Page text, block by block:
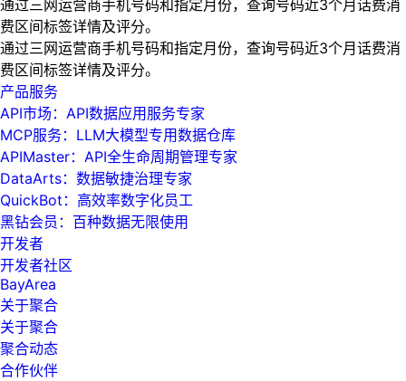
通过三网运营商手机号码和指定月份，查询号码近3个月话费消
费区间标签详情及评分。
通过三网运营商手机号码和指定月份，查询号码近3个月话费消
费区间标签详情及评分。
产品服务
API市场：API数据应用服务专家
MCP服务：LLM大模型专用数据仓库
APIMaster：API全生命周期管理专家
DataArts：数据敏捷治理专家
QuickBot：高效率数字化员工
黑钻会员：百种数据无限使用
开发者
开发者社区
BayArea
关于聚合
关于聚合
聚合动态
合作伙伴